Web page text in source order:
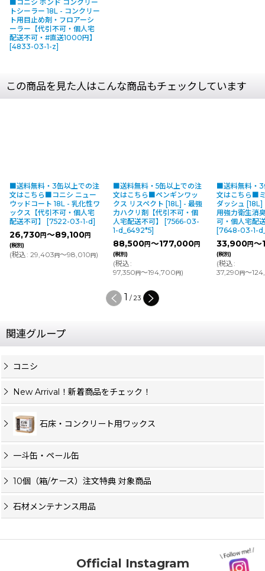
■コニシ ボンド コンクリー
トシーラー 18L - コンクリー
ト用目止め剤・フロアーシ
ーラー【代引不可・個人宅
配送不可・#直送1000円】
[4833-03-1-z]
この商品を見た人はこんな商品もチェックしています
■送料無料・3缶以上での注
文はこちら■コニシ ニュー
ウッドコート 18L - 乳化性ワ
ックス【代引不可・個人宅
配送不可】
[7522-03-1-d]
26,730円～89,100円
(税別)
(税込: 29,403円～98,010円)
■送料無料・5缶以上での注
文はこちら■ペンギンワッ
クス リスペクト [18L] - 最強
力ハクリ剤【代引不可・個
人宅配送不可】
[7566-03-
1-d_6492*5]
88,500円～177,000円
(税別)
(税込:
97,350円～194,700円)
■送料無料・3
文はこちら■
ダッシュ
用強力衛生消
可・個人宅配
[7648-03-1-
33,900円～
(税別)
(税込:
37,290円～
1 / 23
関連グループ
コニシ
New Arrival！新着商品をチェック！
石床・コンクリート用ワックス
一斗缶・ペール缶
10個（箱/ケース）注文特典 対象商品
石材メンテナンス用品
Official Instagram